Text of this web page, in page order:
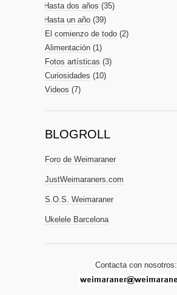
Hasta dos años (35)
Hasta un año (39)
El comienzo de todo (2)
Alimentación (1)
Fotos artísticas (3)
Curiosidades (10)
Videos (7)
BLOGROLL
Foro de Weimaraner
JustWeimaraners.com
S.O.S. Weimaraner
Ukelele Barcelona
Contacta con nosotros: